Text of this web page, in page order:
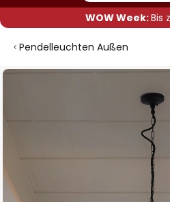
WOW Week:Bis
Pendelleuchten Außen
Zum